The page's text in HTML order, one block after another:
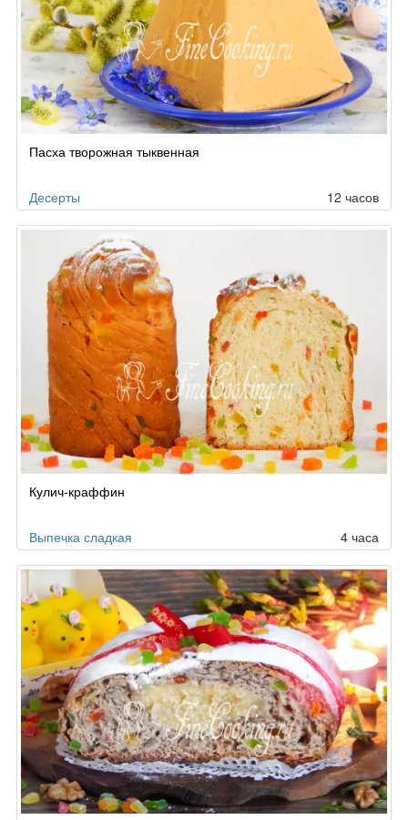
Пасха творожная тыквенная
Десерты 12 часов
Кулич-краффин
Выпечка сладкая 4 часа